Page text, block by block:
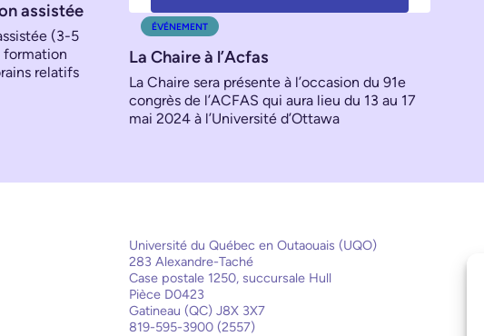
assistée
(3-5
formation
relatifs
ÉVÉNEMENT
La Chaire à l’Acfas
La Chaire sera présente à l’occasion du 91e
congrès de l’ACFAS qui aura lieu du 13 au 17
mai 2024 à l’Université d’Ottawa
Université du Québec en Outaouais (UQO)
283 Alexandre-Taché
Case postale 1250, succursale Hull
Pièce D0423
Gatineau (QC) J8X 3X7
819-595-3900 (2557)